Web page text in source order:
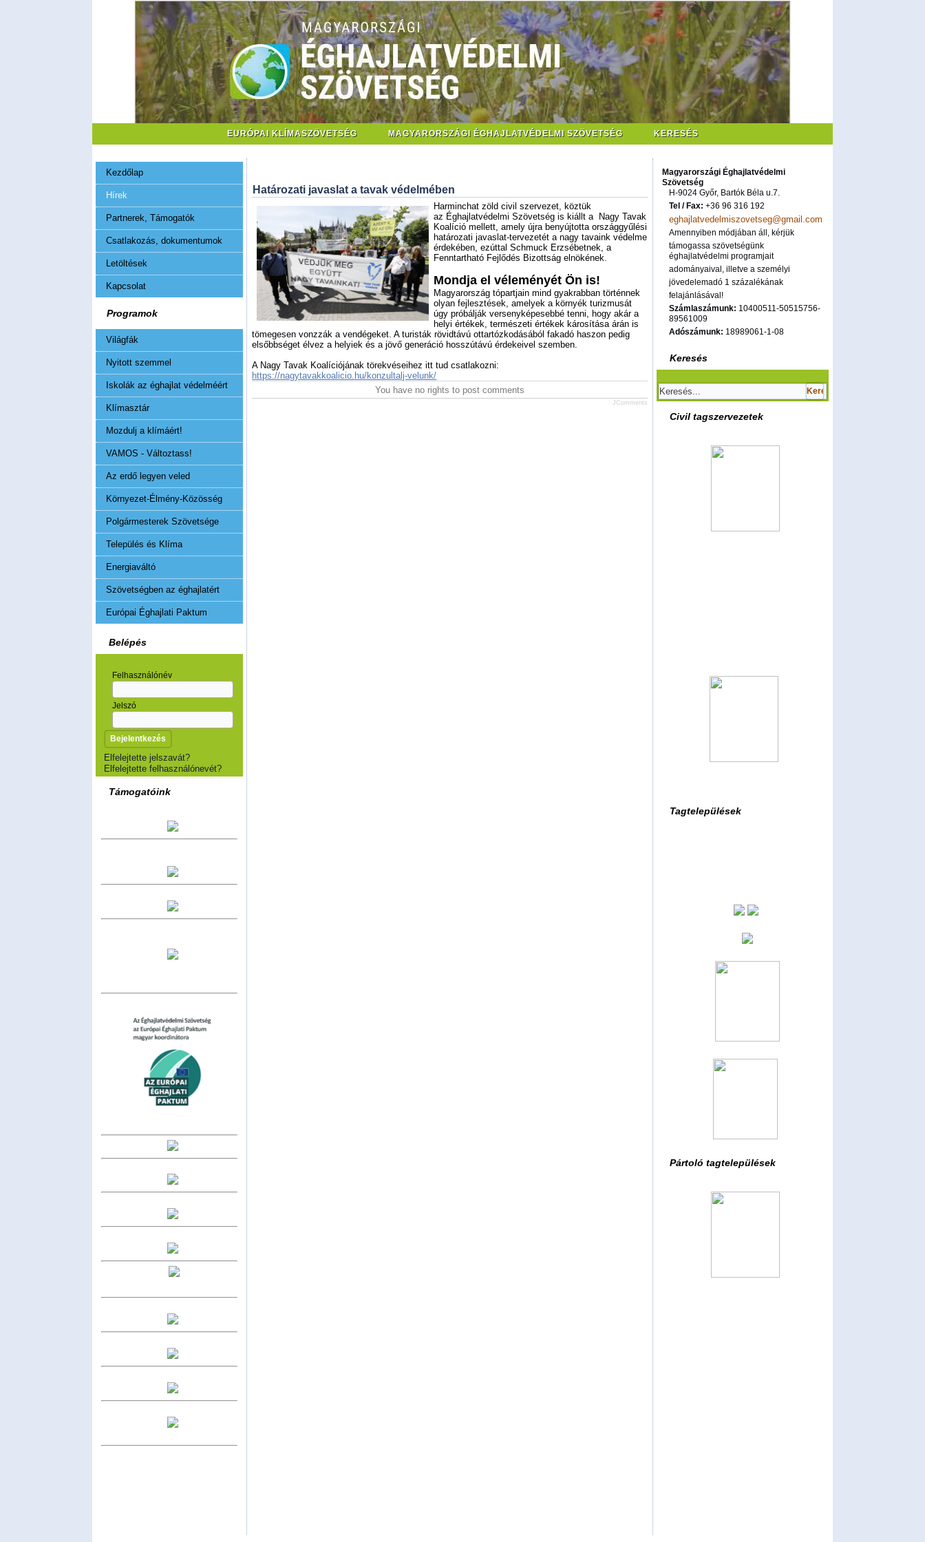
EURÓPAI KLÍMASZÖVETSÉG MAGYARORSZÁGI ÉGHAJLATVÉDELMI SZÖVETSÉG KERESÉS
Kezdőlap
Hírek
Partnerek, Támogatók
Csatlakozás, dokumentumok
Letöltések
Kapcsolat
Programok
Világfák
Nyitott szemmel
Iskolák az éghajlat védelméért
Klímasztár
Mozdulj a klímáért!
VAMOS - Változtass!
Az erdő legyen veled
Környezet-Élmény-Közösség
Polgármesterek Szövetsége
Település és Klíma
Energiaváltó
Szövetségben az éghajlatért
Európai Éghajlati Paktum
Belépés
Felhasználónév
Jelszó
Elfelejtette jelszavát?
Elfelejtette felhasználónevét?
Támogatóink
Határozati javaslat a tavak védelmében
Harminchat zöld civil szervezet, köztük
az Éghajlatvédelmi Szövetségis kiállt a Nagy Tavak
Koalíció mellett, amely újra benyújtotta országgyűlési
határozati javaslat-tervezetét a nagy tavaink védelme
érdekében, ezúttal Schmuck Erzsébetnek, a
Fenntartható Fejlődés Bizottság elnökének.
Mondja el véleményét Ön is!
Magyarország tópartjain mind gyakrabban történnek
olyan fejlesztések, amelyek a környék turizmusát
úgy próbálják versenyképesebbé tenni, hogy akár a
helyi értékek, természeti értékek károsítása árán is
tömegesen vonzzák a vendégeket. A turisták rövidtávú ottartózkodásából fakadó haszon pedig
elsőbbséget élvez a helyiek és a jövő generáció hosszútávú érdekeivel szemben.
A Nagy Tavak Koalíciójának törekvéseihez itt tud csatlakozni:
https://nagytavakkoalicio.hu/konzultalj-velunk/
You have no rights to post comments
JComments
Magyarországi Éghajlatvédelmi
Szövetség
H-9024 Győr, Bartók Béla u.7.
Tel / Fax: +36 96 316 192
eghajlatvedelmiszovetseg@gmail.com
Amennyiben módjában áll, kérjük
támogassa szövetségünk
éghajlatvédelmi programjait
adományaival, illetve a személyi
jövedelemadó 1 százalékának
felajánlásával!
Számlaszámunk: 10400511-50515756-
89561009
Adószámunk: 18989061-1-08
Keresés
Civil tagszervezetek
Tagtelepülések
Pártoló tagtelepülések